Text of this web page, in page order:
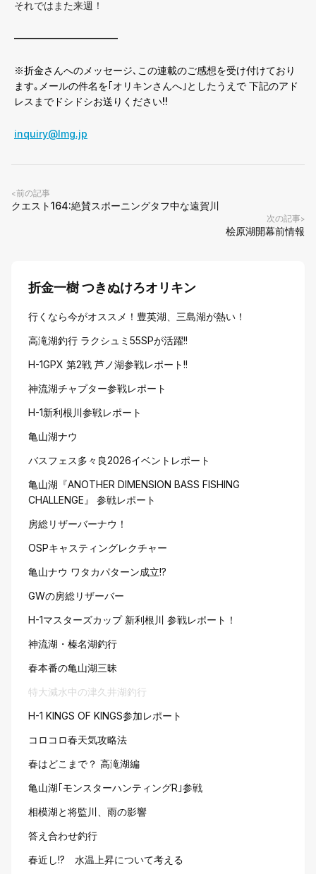
それではまた来週！
——————————–
※折金さんへのメッセージ､この連載のご感想を受け付けており
ます｡メールの件名を｢オリキンさんへ｣としたうえで 下記のアド
レスまでドシドシお送りください!!
inquiry@lmg.jp
<前の記事
クエスト164:絶賛スポーニングタフ中な遠賀川
次の記事>
桧原湖開幕前情報
折金一樹 つきぬけろオリキン
行くなら今がオススメ！豊英湖、三島湖が熱い！
高滝湖釣行 ラクシュミ55SPが活躍!!
H-1GPX 第2戦 芦ノ湖参戦レポート!!
神流湖チャプター参戦レポート
H-1新利根川参戦レポート
亀山湖ナウ
バスフェス多々良2026イベントレポート
亀山湖『ANOTHER DIMENSION BASS FISHING
CHALLENGE』 参戦レポート
房総リザーバーナウ！
OSPキャスティングレクチャー
亀山ナウ ワタカパターン成立!?
GWの房総リザーバー
H-1マスターズカップ 新利根川 参戦レポート！
神流湖・榛名湖釣行
春本番の亀山湖三昧
特大減水中の津久井湖釣行
H-1 KINGS OF KINGS参加レポート
コロコロ春天気攻略法
春はどこまで？ 高滝湖編
亀山湖｢モンスターハンティングR｣参戦
相模湖と将監川、雨の影響
答え合わせ釣行
春近し!? 水温上昇について考える